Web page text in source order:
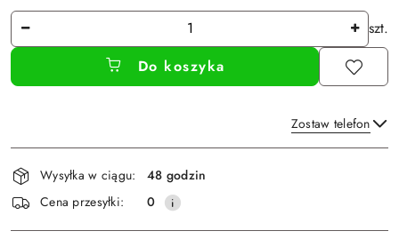
Ilość
szt.
Do koszyka
Zostaw telefon
Wyślij
Dostępność
i
dostawa
Wysyłka w ciągu:
48 godzin
Cena przesyłki:
0